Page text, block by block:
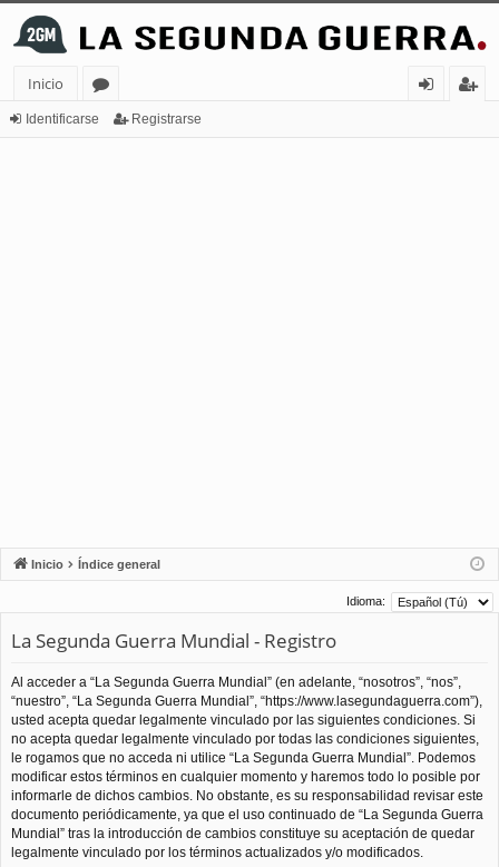
Inicio
or
Identificarse Registrarse
Inicio Índice general
Idioma:
La Segunda Guerra Mundial - Registro
Al acceder a “La Segunda Guerra Mundial” (en adelante, “nosotros”, “nos”,
“nuestro”, “La Segunda Guerra Mundial”, “https://www.lasegundaguerra.com”),
usted acepta quedar legalmente vinculado por las siguientes condiciones. Si
no acepta quedar legalmente vinculado por todas las condiciones siguientes,
le rogamos que no acceda ni utilice “La Segunda Guerra Mundial”. Podemos
modificar estos términos en cualquier momento y haremos todo lo posible por
informarle de dichos cambios. No obstante, es su responsabilidad revisar este
documento periódicamente, ya que el uso continuado de “La Segunda Guerra
Mundial” tras la introducción de cambios constituye su aceptación de quedar
legalmente vinculado por los términos actualizados y/o modificados.